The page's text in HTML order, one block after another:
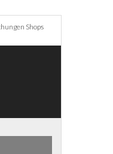
Shops